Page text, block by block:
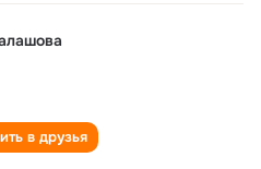
в друзья